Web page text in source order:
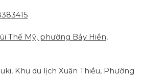
Thế Mỹ, phường Bảy Hiền,
Khu du lịch Xuân Thiều, Phường